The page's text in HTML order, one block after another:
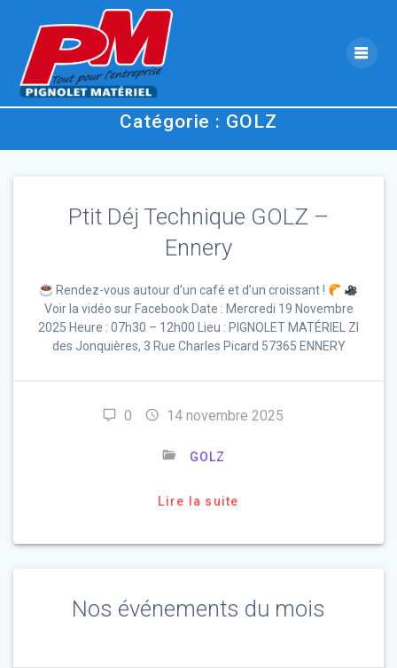
Catégorie : GOLZ
Ptit Déj Technique GOLZ –
Ennery
Rendez-vous autour d’un café et d’un croissant !
Voir la vidéo sur Facebook Date : Mercredi 19 Novembre
2025 Heure : 07h30 – 12h00 Lieu : PIGNOLET MATÉRIEL ZI
des Jonquières, 3 Rue Charles Picard 57365 ENNERY
0 14 novembre 2025
GOLZ
Lire la suite
Nos événements du mois